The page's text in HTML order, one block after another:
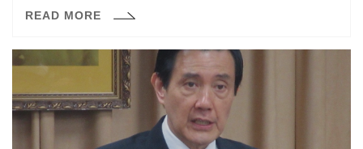
司，而脖子就是公司負責人。而脖子則拍片回應指影片過
READ MORE